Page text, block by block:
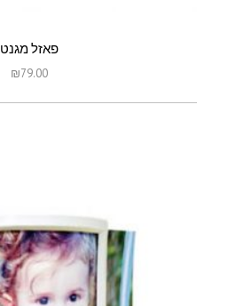
פאזל מגנט
₪79.00